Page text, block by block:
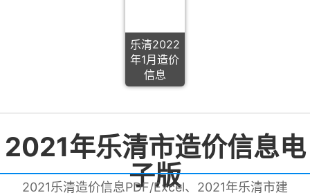
乐清2022
年1月造价
信息
2021年乐清市造价信息电
子版
2021乐清造价信息PDF/Excel、2021年乐清市建